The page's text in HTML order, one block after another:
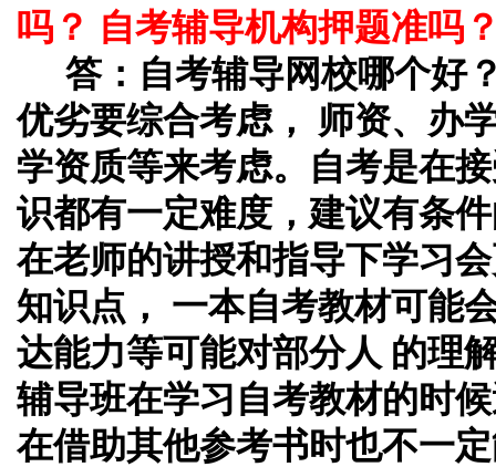
吗？ 自考辅导机构押题准吗
答：自考辅导网校哪个好
优劣要综合考虑， 师资、办
学资质等来考虑。自考是在
识都有一定难度，建议有条
在老师的讲授和指导下学习
知识点， 一本自考教材可能
达能力等可能对部分人 的理
辅导班在学习自考教材的时
在借助其他参考书时也不一